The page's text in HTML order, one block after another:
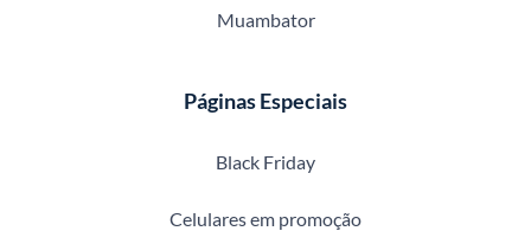
Muambator
Páginas Especiais
Black Friday
Celulares em promoção